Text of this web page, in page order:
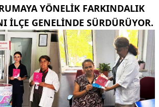
YÖNELIK FARKINDALIK
ILÇE GENELINDE SÜRDÜRÜYOR.